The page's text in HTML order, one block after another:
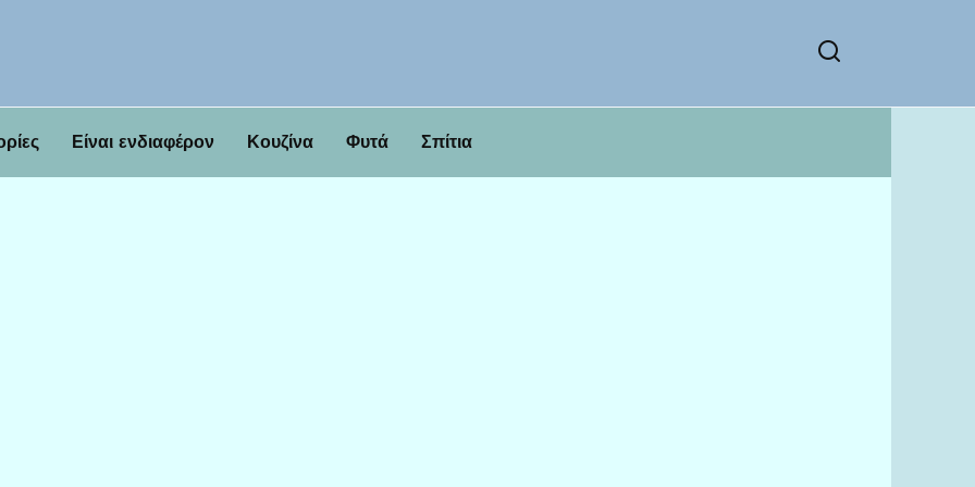
Είναι ενδιαφέρον Κουζίνα Φυτά Σπίτια